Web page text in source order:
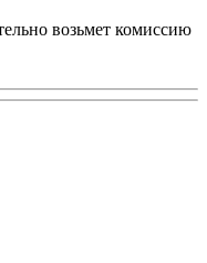
возьмет комиссию